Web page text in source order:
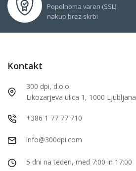
Popolnoma varen (SSL)
nakup brez skrbi
Kontakt
300 dpi, d.o.o.
Likozarjeva ulica 1, 1000 Ljubljana
+386 1 77 77 710
info@300dpi.com
5 dni na teden, med 7:00 in 17:00